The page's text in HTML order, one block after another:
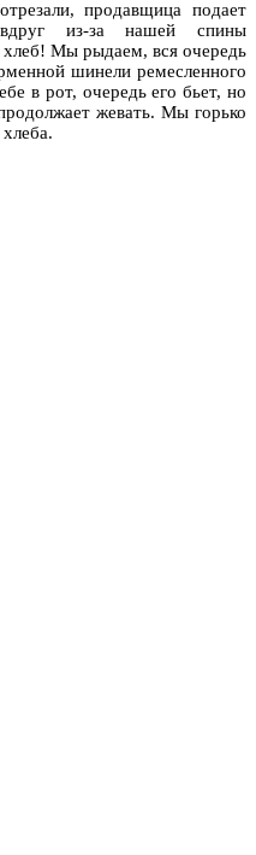
продавщица подает
из-за нашей спины
хлеб! Мы рыдаем, вся очередь
шинели ремесленного
в рот, очередь его бьет, но
жевать. Мы горько